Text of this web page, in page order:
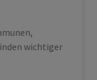
wichtiger